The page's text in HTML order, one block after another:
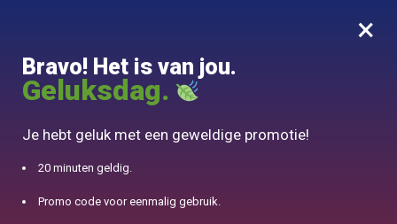
0
10% aangeboden voor 50€ aankopen met DJINN-code10
×
Bravo! Het is van jou.
Geluksdag.
Je hebt geluk met een geweldige promotie!
20 minuten geldig.
Promo code voor eenmalig gebruik.